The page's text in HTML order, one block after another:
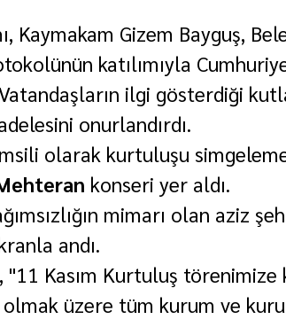
Kaymakam Gizem Bayguş,
katılımıyla
ilgi gösterdiği
onurlandırdı.
olarak kurtuluşu
konseri yer aldı.
mimarı olan aziz
andı.
, "11 Kasım Kurtuluş törenimize
üzere tüm kurum ve